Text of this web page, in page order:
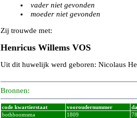
vader niet gevonden
moeder niet gevonden
Zij trouwde met:
Henricus Willems VOS
Uit dit huwelijk werd geboren: Nicolaus
Bronnen:
code kwartierstaat vooroudernummer
bothboomsma
1809